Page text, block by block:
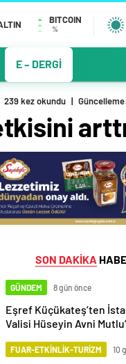
BITCOIN
%
E – DERGİ
239 kez okundu |
SON DAKİKA
GÜNDEM 8 gün önce
Eşref Küçükateş’ten
Valisi Hüseyin Avni
FUAR-ETKİNLİK-TURİZM 10